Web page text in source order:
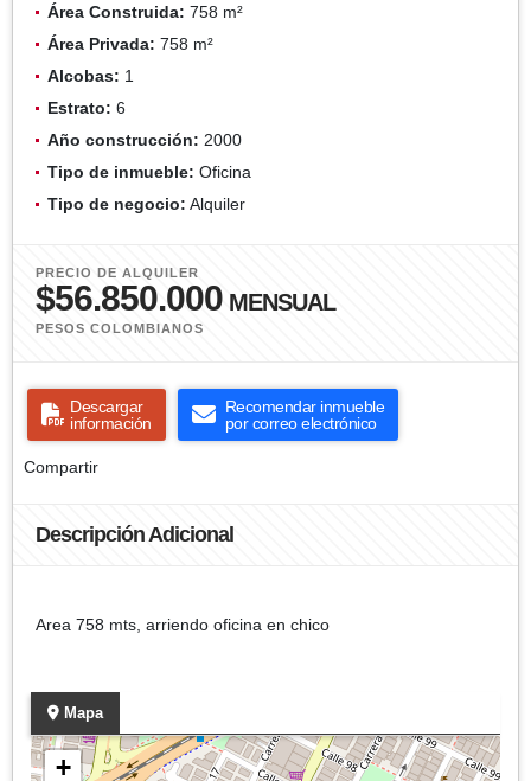
Área Construida: 758 m²
Área Privada: 758 m²
Alcobas: 1
Estrato: 6
Año construcción: 2000
Tipo de inmueble: Oficina
Tipo de negocio: Alquiler
PRECIO DE ALQUILER
$56.850.000 MENSUAL
PESOS COLOMBIANOS
Descargar
información
Recomendar inmueble
por correo electrónico
Compartir
Descripción Adicional
Area 758 mts, arriendo oficina en chico
Mapa
+